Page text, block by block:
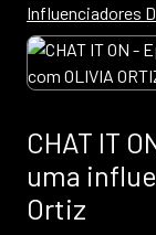
Influenciadores
CHAT IT
uma
Ortiz